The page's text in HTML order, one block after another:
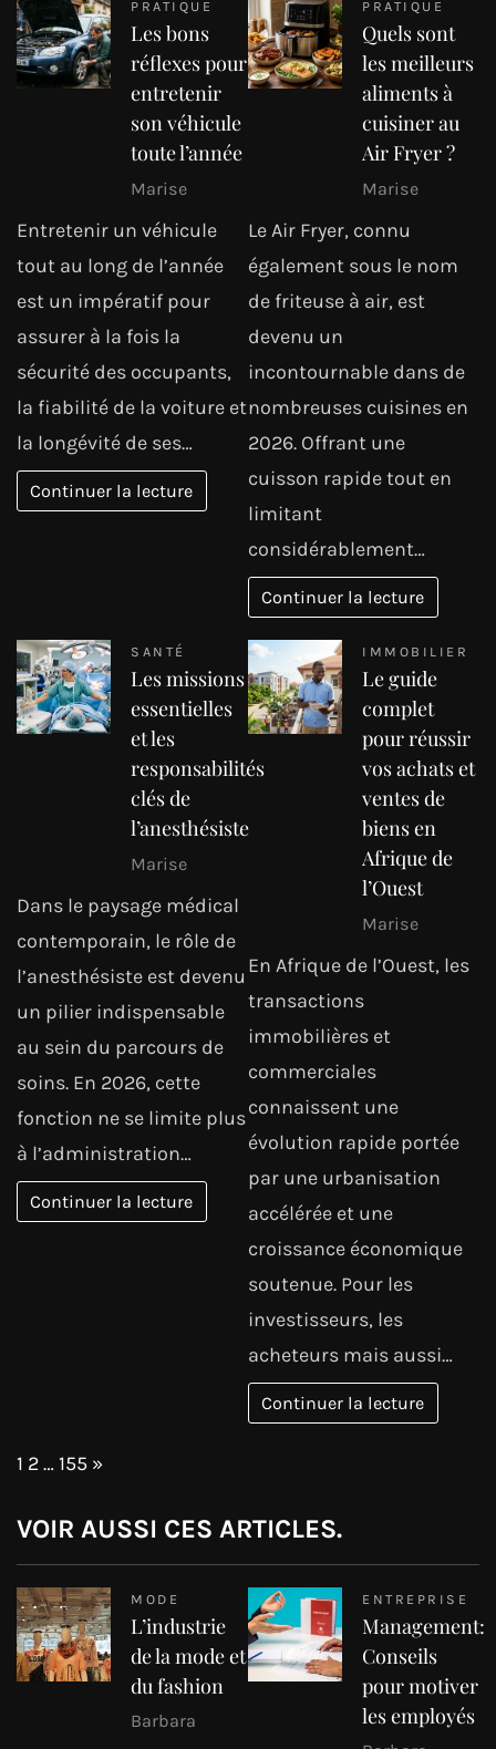
PRATIQUE
Les bons
réflexes pour
entretenir
son véhicule
toute l’année
Marise
Entretenir un véhicule
tout au long de l’année
est un impératif pour
assurer à la fois la
sécurité des occupants,
la fiabilité de la voiture et
la longévité de ses…
Continuer la lecture
PRATIQUE
Quels sont
les meilleurs
aliments à
cuisiner au
Air Fryer ?
Marise
Le Air Fryer, connu
également sous le nom
de friteuse à air, est
devenu un
incontournable dans de
nombreuses cuisines en
2026. Offrant une
cuisson rapide tout en
limitant
considérablement…
Continuer la lecture
SANTÉ
Les missions
essentielles
et les
responsabilités
clés de
l’anesthésiste
Marise
Dans le paysage médical
contemporain, le rôle de
l’anesthésiste est devenu
un pilier indispensable
au sein du parcours de
soins. En 2026, cette
fonction ne se limite plus
à l’administration…
Continuer la lecture
IMMOBILIER
Le guide
complet
pour réussir
vos achats et
ventes de
biens en
Afrique de
l’Ouest
Marise
En Afrique de l’Ouest, les
transactions
immobilières et
commerciales
connaissent une
évolution rapide portée
par une urbanisation
accélérée et une
croissance économique
soutenue. Pour les
investisseurs, les
acheteurs mais aussi…
Continuer la lecture
Page:
1 2…155 Next
»
VOIR AUSSI CES ARTICLES.
MODE
L’industrie
de la mode et
du fashion
Barbara
ENTREPRISE
Management:
Conseils
pour motiver
les employés